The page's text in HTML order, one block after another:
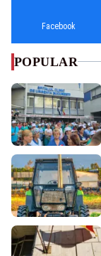
Facebook
POPULAR